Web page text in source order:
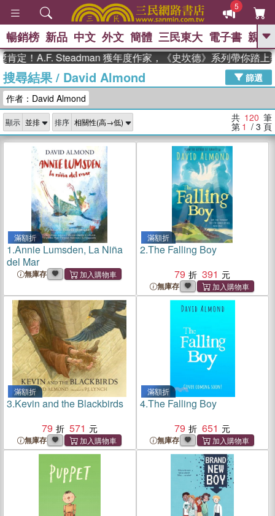
5
GO
熱搜： 高希均教授回憶錄
、 The Odyssey 、 父親節 、 如果歷
獎 臺灣漫遊錄 、 方念華 、 台灣的李
登輝時代
數學女孩：黎曼猜想 、
偉大的迷走神經
暢銷榜 新品 中文 外文 簡體 三民東大 電子書 親子
Steadman 獲年度作家，《史坎德》系列帶你踏上熱血奇
搜尋結果/ David Almond
篩選
作者：David Almond
顯示 排序 共 120 筆
第 1 / 3 頁
滿額折
1.Annie Lumsden, La Niña
del Mar
無庫存
滿額折
2.The Falling Boy
79
391
無庫存
滿額折
3.Kevin and the Blackbirds
79
571
無庫存
滿額折
4.The Falling Boy
79
651
無庫存